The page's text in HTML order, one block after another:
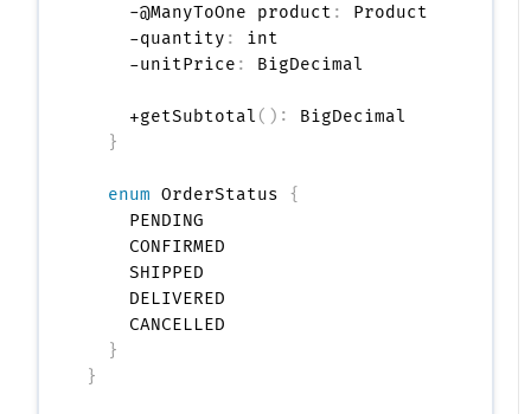
    -@ManyToOne product
:
Product
    -quantity
:
int
    -unitPrice
: BigDecimal
    +getSubtotal
( ) :
BigDecimal
}
enum OrderStatus {
    PENDING
    CONFIRMED
    SHIPPED
    DELIVERED
    CANCELLED
}
}